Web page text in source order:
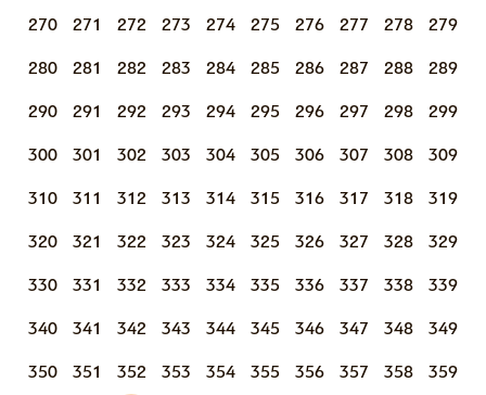
270 271 272 273 274 275 276 277 278 279
280 281 282 283 284 285 286 287 288 289
290 291 292 293 294 295 296 297 298 299
300 301 302 303 304 305 306 307 308 309
310 311 312 313 314 315 316 317 318 319
320 321 322 323 324 325 326 327 328 329
330 331 332 333 334 335 336 337 338 339
340 341 342 343 344 345 346 347 348 349
350 351 352 353 354 355 356 357 358 359